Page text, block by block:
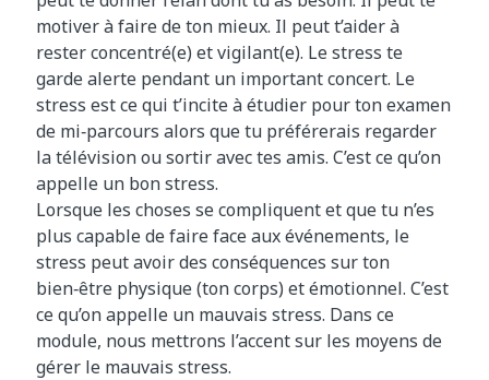
motiver à faire de ton mieux. Il peut t’aider à
rester concentré(e) et vigilant(e). Le stress te
garde alerte pendant un important concert. Le
stress est ce qui t’incite à étudier pour ton examen
de mi‑parcours alors que tu préférerais regarder
la télévision ou sortir avec tes amis. C’est ce qu’on
appelle un bon stress.
Lorsque les choses se compliquent et que tu n’es
plus capable de faire face aux événements, le
stress peut avoir des conséquences sur ton
bien‑être physique (ton corps) et émotionnel. C’est
ce qu’on appelle un mauvais stress. Dans ce
module, nous mettrons l’accent sur les moyens de
gérer le mauvais stress.